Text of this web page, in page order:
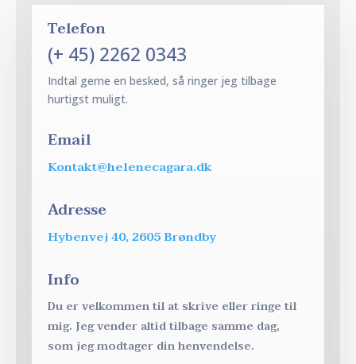
Telefon
(+ 45) 2262 0343
Indtal gerne en besked, så ringer jeg tilbage
hurtigst muligt.
Email
Kontakt@helenecagara.dk
Adresse
Hybenvej 40, 2605 Brøndby
Info
Du er velkommen til at skrive eller ringe til
mig. Jeg vender altid tilbage samme dag,
som jeg modtager din henvendelse.